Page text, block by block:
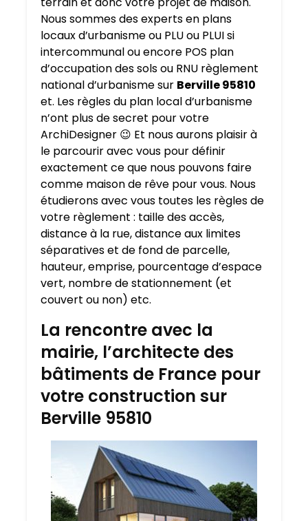
Nous sommes des experts en plans
locaux d’urbanisme ou PLU ou PLUI si
intercommunal ou encore POS plan
d’occupation des sols ou RNU règlement
national d’urbanisme sur Berville 95810
et. Les règles du plan local d’urbanisme
n’ont plus de secret pour votre
ArchiDesigner 😉 Et nous aurons plaisir à
le parcourir avec vous pour définir
exactement ce que nous pouvons faire
comme maison de rêve pour vous. Nous
étudierons avec vous toutes les règles de
votre règlement : taille des accès,
distance à la rue, distance aux limites
séparatives et de fond de parcelle,
hauteur, emprise, pourcentage d’espace
vert, nombre de stationnement (et
couvert ou non) etc.
La rencontre avec la
mairie, l’architecte des
bâtiments de France pour
votre construction sur
Berville 95810